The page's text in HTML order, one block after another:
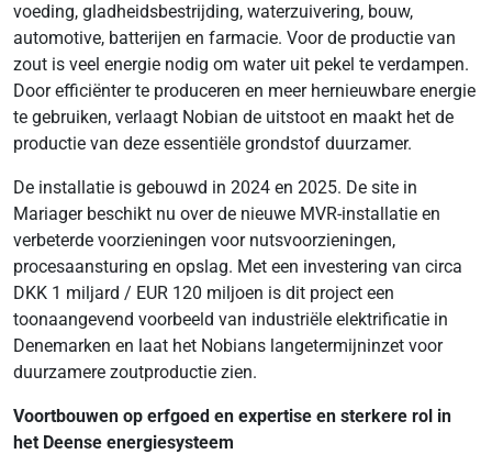
voeding, gladheidsbestrijding, waterzuivering, bouw,
automotive, batterijen en farmacie. Voor de productie van
zout is veel energie nodig om water uit pekel te verdampen.
Door efficiënter te produceren en meer hernieuwbare energie
te gebruiken, verlaagt Nobian de uitstoot en maakt het de
productie van deze essentiële grondstof duurzamer.
De installatie is gebouwd in 2024 en 2025. De site in
Mariager beschikt nu over de nieuwe MVR-installatie en
verbeterde voorzieningen voor nutsvoorzieningen,
procesaansturing en opslag. Met een investering van circa
DKK 1 miljard / EUR 120 miljoen is dit project een
toonaangevend voorbeeld van industriële elektrificatie in
Denemarken en laat het Nobians langetermijninzet voor
duurzamere zoutproductie zien.
Voortbouwen op erfgoed en expertise en sterkere rol in
het Deense energiesysteem